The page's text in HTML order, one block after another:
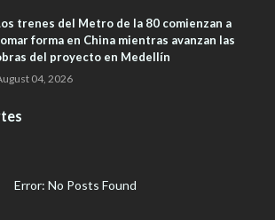
trenes del Metro de la 80 comienzan a
forma en China mientras avanzan las
del proyecto en Medellín
04, 2026
Error: No Posts Found